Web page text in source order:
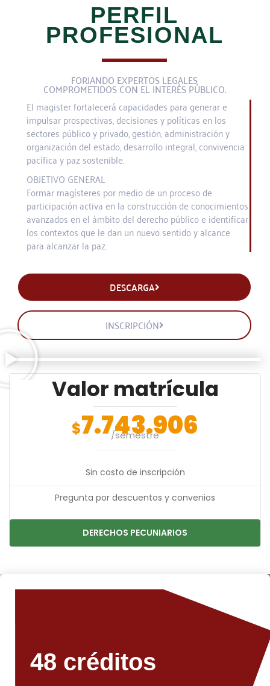
PERFIL
PROFESIONAL
FORJANDO EXPERTOS LEGALES
COMPROMETIDOS CON EL INTERÉS PÚBLICO.
El magister fortalecerá capacidades para generar e
impulsar prospectivas, decisiones y políticas en los
sectores público y privado, gestión, administración y
organización del estado, desarrollo integral, convivencia
pacífica y paz sostenible.
OBJETIVO GENERAL
Formar magísteres por medio de un proceso de
participación activa en la construcción de conocimientos
avanzados en el ámbito del derecho público e identificar
los contextos que le dan un nuevo sentido y alcance
para alcanzar la paz.
DESCARGA
INSCRIPCIÓN
Valor matrícula
$7.743.906
/semestre
Sin costo de inscripción
Pregunta por descuentos y convenios
DERECHOS PECUNIARIOS
48 créditos